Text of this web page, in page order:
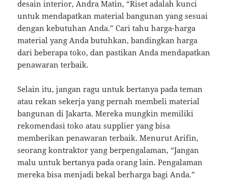
desain interior, Andra Matin, “Riset adalah kunci
untuk mendapatkan material bangunan yang sesuai
dengan kebutuhan Anda.” Cari tahu harga-harga
material yang Anda butuhkan, bandingkan harga
dari beberapa toko, dan pastikan Anda mendapatkan
penawaran terbaik.
Selain itu, jangan ragu untuk bertanya pada teman
atau rekan sekerja yang pernah membeli material
bangunan di Jakarta. Mereka mungkin memiliki
rekomendasi toko atau supplier yang bisa
memberikan penawaran terbaik. Menurut Arifin,
seorang kontraktor yang berpengalaman, “Jangan
malu untuk bertanya pada orang lain. Pengalaman
mereka bisa menjadi bekal berharga bagi Anda.”